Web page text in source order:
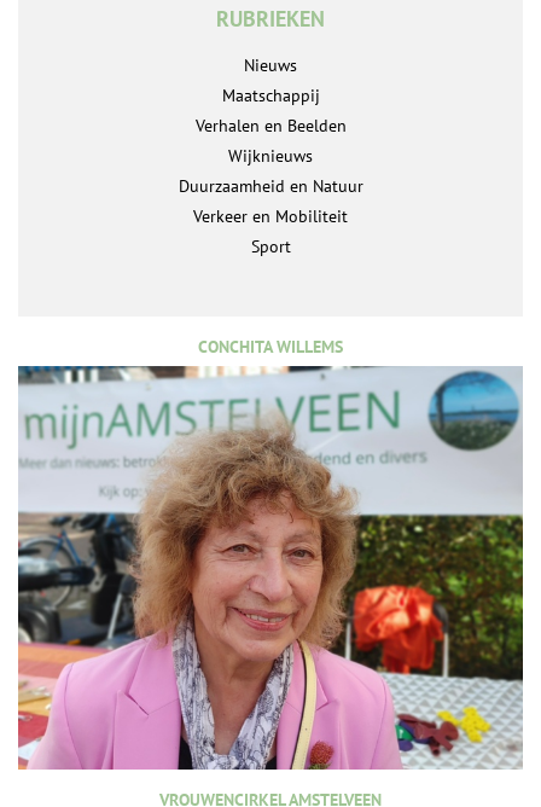
RUBRIEKEN
Nieuws
Maatschappij
Verhalen en Beelden
Wijknieuws
Duurzaamheid en Natuur
Verkeer en Mobiliteit
Sport
CONCHITA WILLEMS
VROUWENCIRKEL AMSTELVEEN